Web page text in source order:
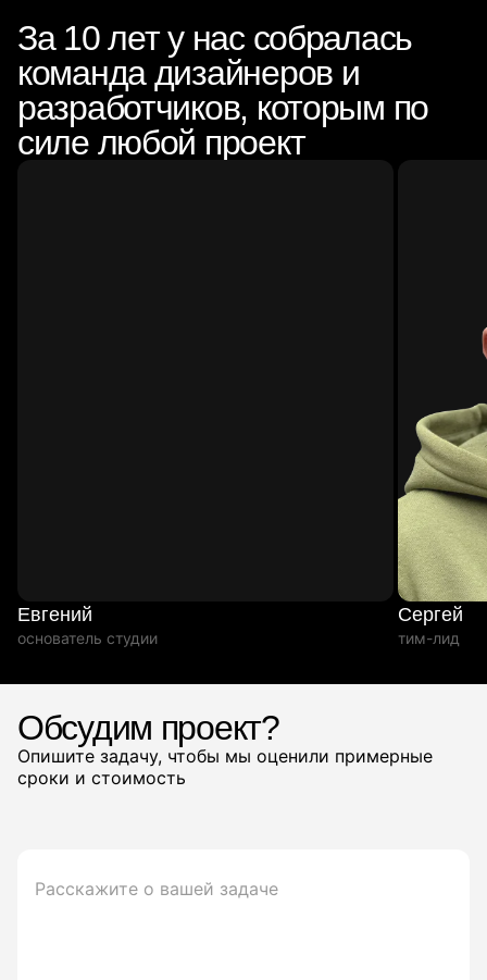
За 10 лет у нас собралась
команда дизайнеров и
разработчиков, которым по
силе любой проект
Евгений
основатель студии
Сергей
тим-лид
Обсудим проект?
Опишите задачу, чтобы мы оценили примерные
сроки и стоимость